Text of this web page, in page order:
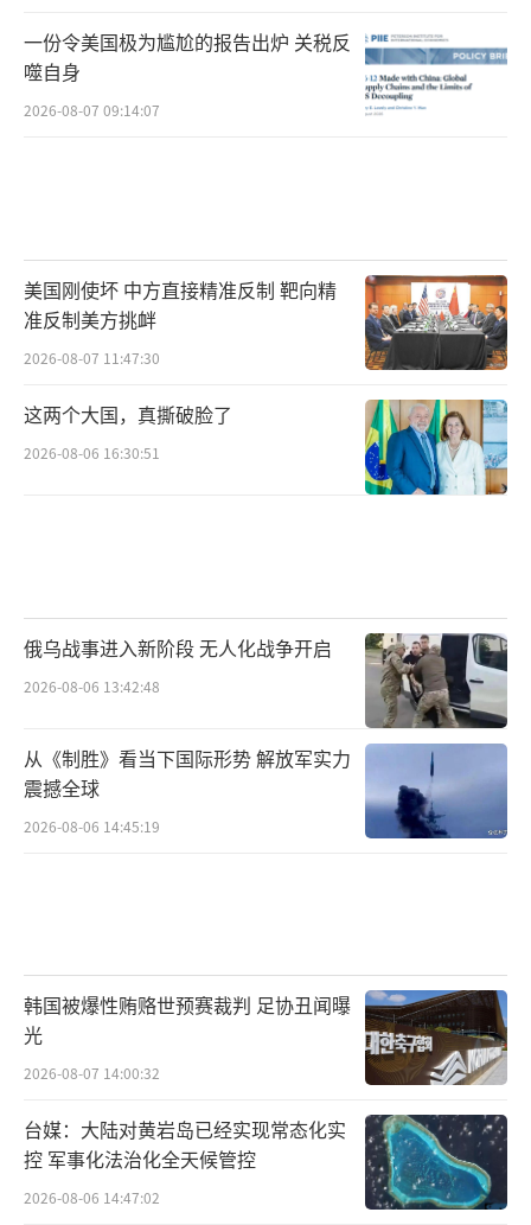
一份令美国极为尴尬的报告出炉 关税反
噬自身
2026-08-07 09:14:07
美国刚使坏 中方直接精准反制 靶向精
准反制美方挑衅
2026-08-07 11:47:30
这两个大国，真撕破脸了
2026-08-06 16:30:51
俄乌战事进入新阶段 无人化战争开启
2026-08-06 13:42:48
从《制胜》看当下国际形势 解放军实力
震撼全球
2026-08-06 14:45:19
韩国被爆性贿赂世预赛裁判 足协丑闻曝
光
2026-08-07 14:00:32
台媒：大陆对黄岩岛已经实现常态化实
控 军事化法治化全天候管控
2026-08-06 14:47:02